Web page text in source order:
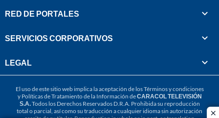
RED DE PORTALES
SERVICIOS CORPORATIVOS
LEGAL
El uso de este sitio web implica la aceptación de losTérminos y condiciones
y Políticas de Tratamiento de la Información deCARACOL TELEVISIÓN
S.A.Todos los Derechos Reservados D.R.A. Prohibida su reproducción
total o parcial, así como su traducción a cualquier idioma sin autorización